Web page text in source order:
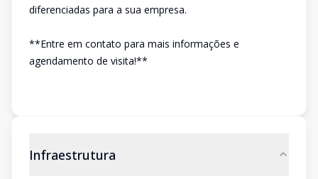
diferenciadas para a sua empresa.
**Entre em contato para mais informações e
agendamento de visita!**
Infraestrutura